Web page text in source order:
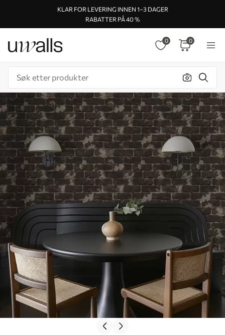
KLAR FOR LEVERING INNEN 1–3 DAGER
RABATTER PÅ 40 %
0 0